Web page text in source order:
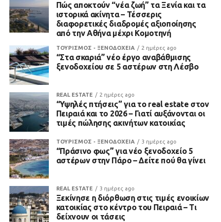
Πώς αποκτούν “νέα ζωή” τα Ξενία και τα
ιστορικά ακίνητα – Τέσσερις
διαφορετικές διαδρομές αξιοποίησης
από την Αθήνα μέχρι Κομοτηνή
ΤΟΥΡΙΣΜΟΣ - ΞΕΝΟΔΟΧΕΙΑ 2 ημέρες ago
“Στα σκαριά” νέο έργο αναβάθμισης
ξενοδοχείου σε 5 αστέρων στη Λέσβο
REAL ESTATE 2 ημέρες ago
“Υψηλές πτήσεις” για το real estate στον
Πειραιά και το 2026 – Γιατί αυξάνονται οι
τιμές πώλησης ακινήτων κατοικίας
ΤΟΥΡΙΣΜΟΣ - ΞΕΝΟΔΟΧΕΙΑ 3 ημέρες ago
“Πράσινο φως” για νέο ξενοδοχείο 5
αστέρων στην Πάρο – Δείτε πού θα γίνει
REAL ESTATE 3 ημέρες ago
Ξεκίνησε η διόρθωση στις τιμές ενοικίων
κατοικίας στο κέντρο του Πειραιά – Τι
δείχνουν οι τάσεις